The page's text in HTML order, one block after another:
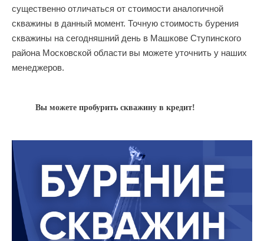
существенно отличаться от стоимости аналогичной
скважины в данный момент. Точную стоимость бурения
скважины на сегодняшний день в Машкове Ступинского
района Московской области вы можете уточнить у наших
менеджеров.
Вы можете пробурить скважину в кредит!